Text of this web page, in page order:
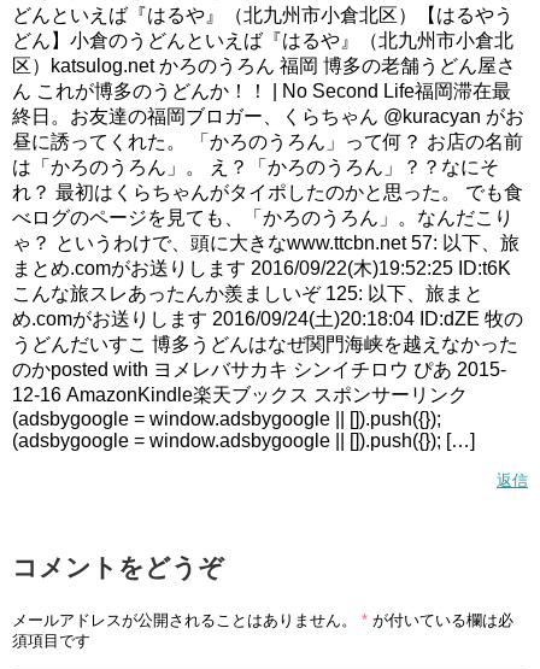
どんといえば『はるや』（北九州市小倉北区）【はるやう
どん】小倉のうどんといえば『はるや』（北九州市小倉北
区）katsulog.net かろのうろん 福岡 博多の老舗うどん屋さ
ん これが博多のうどんか！！ | No Second Life福岡滞在最
終日。お友達の福岡ブロガー、くらちゃん @kuracyan がお
昼に誘ってくれた。 「かろのうろん」って何？ お店の名前
は「かろのうろん」。 え？「かろのうろん」？？なにそ
れ？ 最初はくらちゃんがタイポしたのかと思った。 でも食
べログのページを見ても、「かろのうろん」。なんだこり
ゃ？ というわけで、頭に大きなwww.ttcbn.net 57: 以下、旅
まとめ.comがお送りします 2016/09/22(木)19:52:25 ID:t6K
こんな旅スレあったんか羨ましいぞ 125: 以下、旅まと
め.comがお送りします 2016/09/24(土)20:18:04 ID:dZE 牧の
うどんだいすこ 博多うどんはなぜ関門海峡を越えなかった
のかposted with ヨメレバサカキ シンイチロウ ぴあ 2015-
12-16 AmazonKindle楽天ブックス スポンサーリンク
(adsbygoogle = window.adsbygoogle || []).push({});
(adsbygoogle = window.adsbygoogle || []).push({}); […]
返信
コメントをどうぞ
メールアドレスが公開されることはありません。 * が付いている欄は必
須項目です